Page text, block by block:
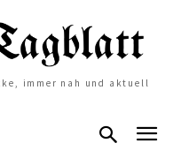
immer nah und aktuell